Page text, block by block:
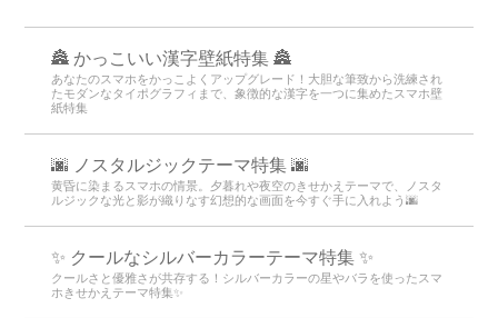
🏯 かっこいい漢字壁紙特集 🏯
あなたのスマホをかっこよくアップグレード！大胆な筆致から洗練され
たモダンなタイポグラフィまで、象徴的な漢字を一つに集めたスマホ壁
紙特集
🌆 ノスタルジックテーマ特集 🌆
黄昏に染まるスマホの情景。夕暮れや夜空のきせかえテーマで、ノスタ
ルジックな光と影が織りなす幻想的な画面を今すぐ手に入れよう🌆
✨ クールなシルバーカラーテーマ特集 ✨
クールさと優雅さが共存する！シルバーカラーの星やバラを使ったスマ
ホきせかえテーマ特集✨